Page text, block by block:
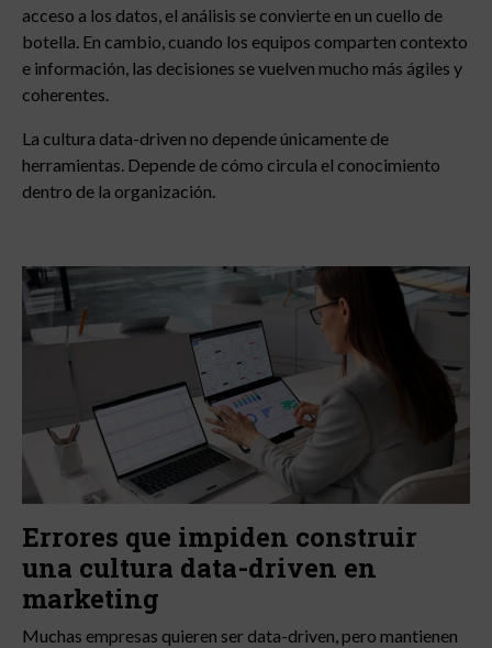
acceso a los datos, el análisis se convierte en un cuello de
botella. En cambio, cuando los equipos comparten contexto
e información, las decisiones se vuelven mucho más ágiles y
coherentes.
La cultura data-driven no depende únicamente de
herramientas. Depende de cómo circula el conocimiento
dentro de la organización.
Errores que impiden construir
una cultura data-driven en
marketing
Muchas empresas quieren ser data-driven, pero mantienen